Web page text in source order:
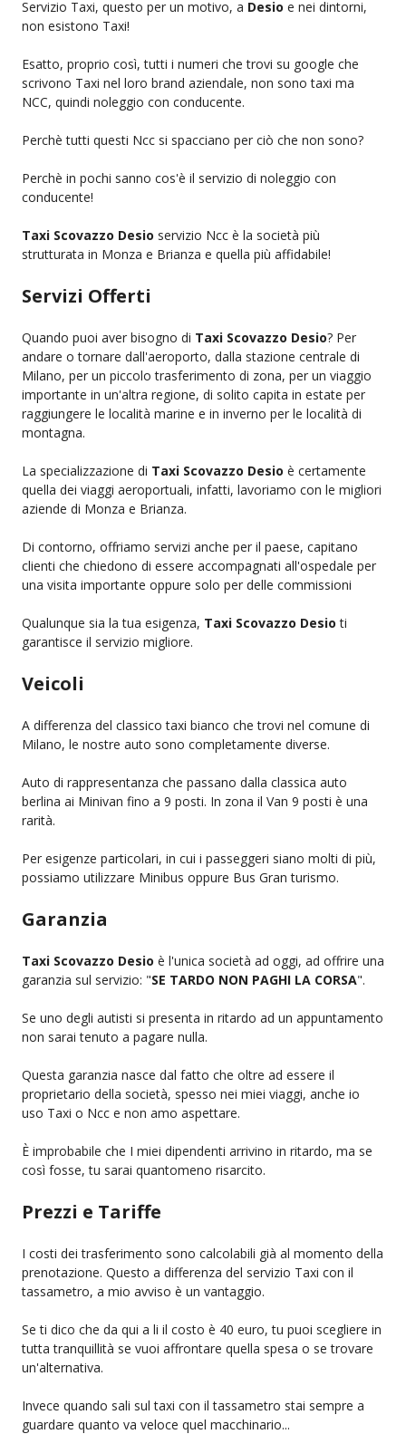
Servizio Taxi, questo per un motivo, a Desio e nei dintorni,
non esistono Taxi!
Esatto, proprio così, tutti i numeri che trovi su google che
scrivono Taxi nel loro brand aziendale, non sono taxi ma
NCC, quindi noleggio con conducente.
Perchè tutti questi Ncc si spacciano per ciò che non sono?
Perchè in pochi sanno cos'è il servizio di noleggio con
conducente!
Taxi Scovazzo Desio servizio Ncc è la società più
strutturata in Monza e Brianza e quella più affidabile!
Servizi Offerti
Quando puoi aver bisogno di Taxi Scovazzo Desio? Per
andare o tornare dall'aeroporto, dalla stazione centrale di
Milano, per un piccolo trasferimento di zona, per un viaggio
importante in un'altra regione, di solito capita in estate per
raggiungere le località marine e in inverno per le località di
montagna.
La specializzazione di Taxi Scovazzo Desio è certamente
quella dei viaggi aeroportuali, infatti, lavoriamo con le migliori
aziende di Monza e Brianza.
Di contorno, offriamo servizi anche per il paese, capitano
clienti che chiedono di essere accompagnati all'ospedale per
una visita importante oppure solo per delle commissioni
Qualunque sia la tua esigenza, Taxi Scovazzo Desio ti
garantisce il servizio migliore.
Veicoli
A differenza del classico taxi bianco che trovi nel comune di
Milano, le nostre auto sono completamente diverse.
Auto di rappresentanza che passano dalla classica auto
berlina ai Minivan fino a 9 posti. In zona il Van 9 posti è una
rarità.
Per esigenze particolari, in cui i passeggeri siano molti di più,
possiamo utilizzare Minibus oppure Bus Gran turismo.
Garanzia
Taxi Scovazzo Desio è l'unica società ad oggi, ad offrire una
garanzia sul servizio: "SE TARDO NON PAGHI LA CORSA".
Se uno degli autisti si presenta in ritardo ad un appuntamento
non sarai tenuto a pagare nulla.
Questa garanzia nasce dal fatto che oltre ad essere il
proprietario della società, spesso nei miei viaggi, anche io
uso Taxi o Ncc e non amo aspettare.
È improbabile che I miei dipendenti arrivino in ritardo, ma se
così fosse, tu sarai quantomeno risarcito.
Prezzi e Tariffe
I costi dei trasferimento sono calcolabili già al momento della
prenotazione. Questo a differenza del servizio Taxi con il
tassametro, a mio avviso è un vantaggio.
Se ti dico che da qui a li il costo è 40 euro, tu puoi scegliere in
tutta tranquillità se vuoi affrontare quella spesa o se trovare
un'alternativa.
Invece quando sali sul taxi con il tassametro stai sempre a
guardare quanto va veloce quel macchinario...